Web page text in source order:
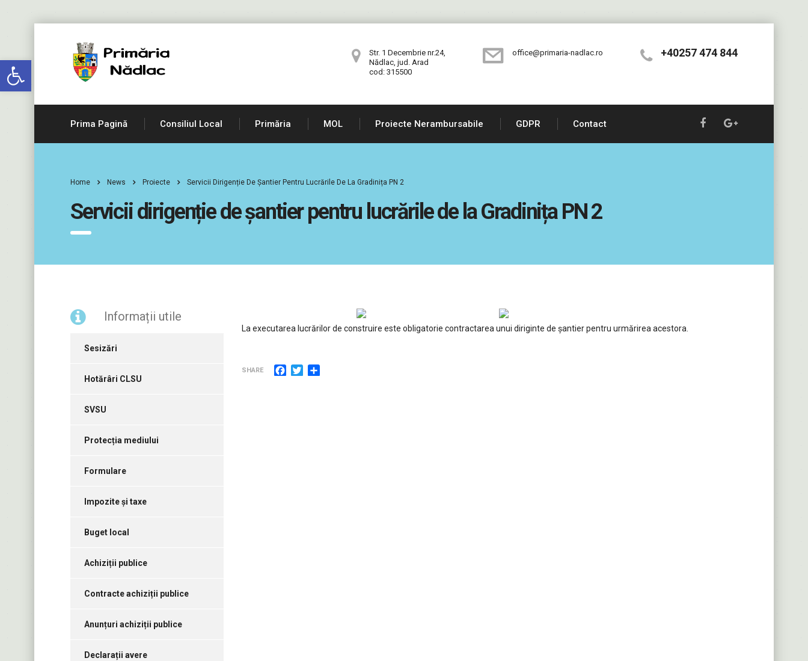
Deschide bara de unelte
+40257 474 844
office@primaria-nadlac.ro
Str. 1 Decembrie nr.24,
Nădlac, jud. Arad
cod: 315500
Prima Pagină Consiliul Local Primăria MOL Proiecte Nerambursabile GDPR Contact
Home News Proiecte Servicii Dirigenție De Șantier Pentru Lucrările De La Gradinița PN 2
Servicii dirigenție de șantier pentru lucrările de la Gradinița PN 2
La executarea lucrărilor de construire este obligatorie contractarea unui diriginte de șantier pentru urmărirea acestora.
SHARE Facebook
Twitter
Informații utile
Sesizări
Hotărâri CLSU
SVSU
Protecția mediului
Formulare
Impozite și taxe
Buget local
Achiziții publice
Contracte achiziții publice
Anunțuri achiziții publice
Declarații avere